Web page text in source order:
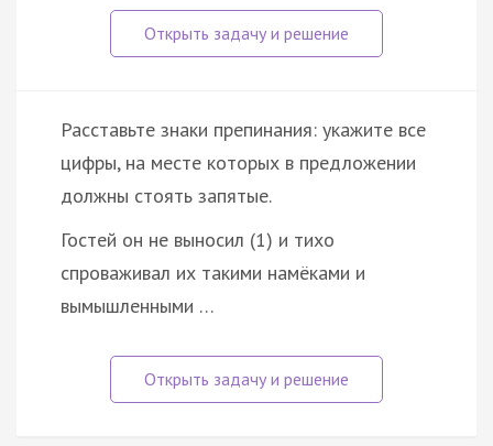
Расставьте знаки препинания: укажите все
цифры, на месте которых в предложении
должны стоять запятые.
Гостей он не выносил (1) и тихо
спроваживал их такими намёками и
вымышленными …